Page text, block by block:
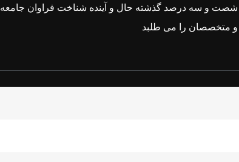
شصت و سه درصد گذشته حال و آینده شناخت فراوان جامعه
و متخصصان را می طلبد